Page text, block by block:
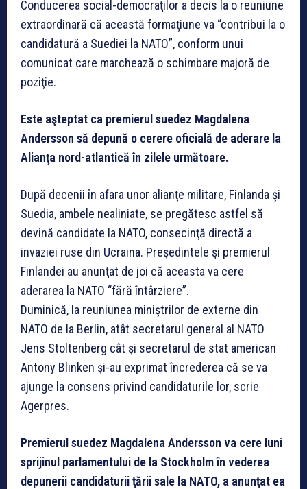
Conducerea social-democraţilor a decis la o reuniune
extraordinară că această formaţiune va “contribui la o
candidatură a Suediei la NATO”, conform unui
comunicat care marchează o schimbare majoră de
poziţie.
Este aşteptat ca premierul suedez Magdalena
Andersson să depună o cerere oficială de aderare la
Alianţa nord-atlantică în zilele următoare.
După decenii în afara unor alianţe militare, Finlanda şi
Suedia, ambele nealiniate, se pregătesc astfel să
devină candidate la NATO, consecinţă directă a
invaziei ruse din Ucraina. Preşedintele şi premierul
Finlandei au anunţat de joi că aceasta va cere
aderarea la NATO “fără întârziere”.
Duminică, la reuniunea miniştrilor de externe din
NATO de la Berlin, atât secretarul general al NATO
Jens Stoltenberg cât şi secretarul de stat american
Antony Blinken şi-au exprimat încrederea că se va
ajunge la consens privind candidaturile lor, scrie
Agerpres.
Premierul suedez Magdalena Andersson va cere luni
sprijinul parlamentului de la Stockholm în vederea
depunerii candidaturii ţării sale la NATO, a anunţat ea